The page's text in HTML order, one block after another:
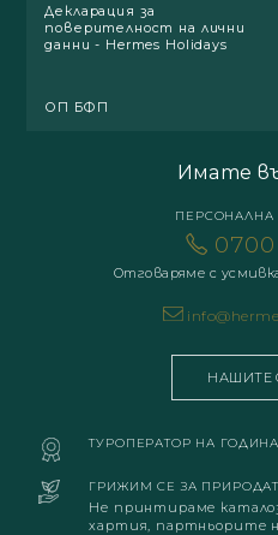
Декларация за
поверителност на лични
данни - Hermes Holidays
ОП БФП
Имате
ПЕРСОНАЛНА
0700
Отговаряме с
НАШИТЕ
ТУРОПЕРАТОР НА
ГРИЖИМ СЕ ЗА
Не принтираме
хартия, партньорите